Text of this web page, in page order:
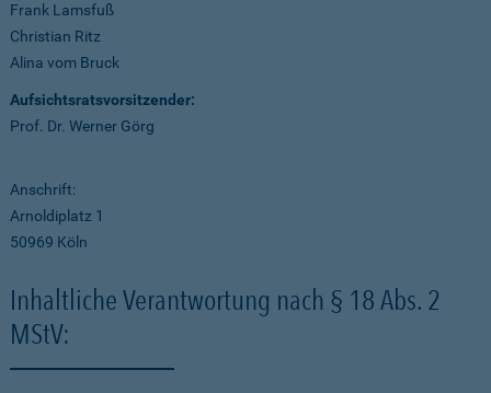
Frank Lamsfuß
Christian Ritz
Alina vom Bruck
Aufsichtsratsvorsitzender:
Prof. Dr. Werner Görg
Anschrift:
Arnoldiplatz 1
50969 Köln
Inhaltliche Verantwortung nach § 18 Abs. 2
MStV: